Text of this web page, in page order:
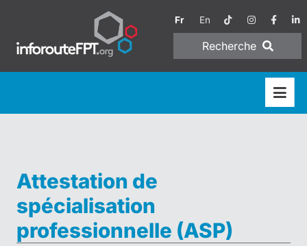
Fr En
Recherche
Attestation de
spécialisation
professionnelle (ASP)